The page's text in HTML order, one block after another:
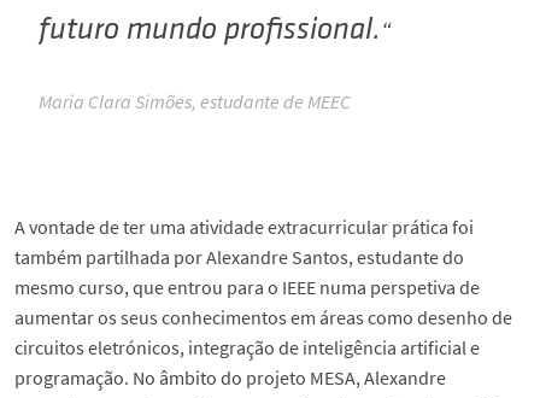
futuro mundo profissional.
Maria Clara Simões, estudante de MEEC
A vontade de ter uma atividade extracurricular prática foi
também partilhada por Alexandre Santos, estudante do
mesmo curso, que entrou para o IEEE numa perspetiva de
aumentar os seus conhecimentos em áreas como desenho de
circuitos eletrónicos, integração de inteligência artificial e
programação. No âmbito do projeto MESA, Alexandre